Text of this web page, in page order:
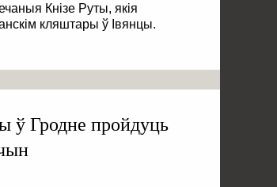
Кнізе Руты, якія
кляштары ў Івянцы.
ў Гродне пройдуць